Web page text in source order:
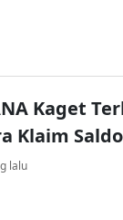
Kaget
Klaim
lalu